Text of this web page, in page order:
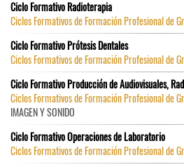
Ciclo Formativo Radioterapia
Ciclos Formativos de Formación Profesional de
Ciclo Formativo Prótesis Dentales
Ciclos Formativos de Formación Profesional de
Ciclo Formativo Producción de Audiovisuales,
Ciclos Formativos de Formación Profesional de
IMAGEN Y SONIDO
Ciclo Formativo Operaciones de Laboratorio
Ciclos Formativos de Formación Profesional de